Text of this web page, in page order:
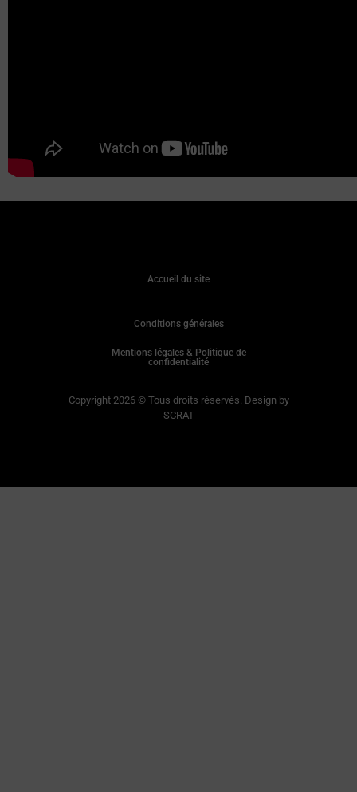
Mentions légales & Politique de
confidentialité
Copyright 2026 © Tous droits réservés. Design by
SCRAT
Accueil du site
Conditions générales